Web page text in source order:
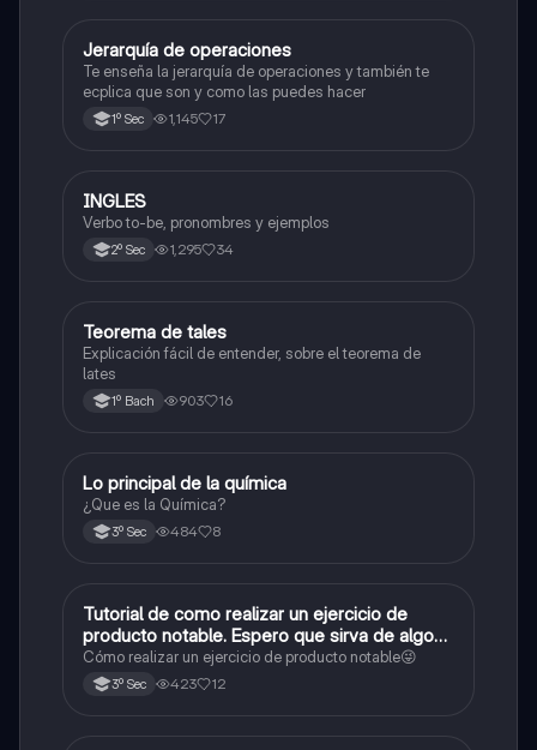
Matemáticas
Jerarquía de operaciones
Te enseña la jerarquía de operaciones y también te
ecplica que son y como las puedes hacer
1º Sec 1,145 17
Inglés
INGLES
Verbo to-be, pronombres y ejemplos
2º Sec 1,295 34
Matemáticas
Teorema de tales
Explicación fácil de entender, sobre el teorema de
lates
1º Bach 903 16
Química
Lo principal de la química
¿Que es la Química?
3º Sec 484 8
Matemáticas
Tutorial de como realizar un ejercicio de
producto notable. Espero que sirva de algo💕
😜
Cómo realizar un ejercicio de producto notable😜
3º Sec 423 12